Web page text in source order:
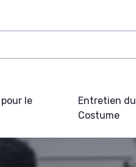
le
Entretien du
Costume